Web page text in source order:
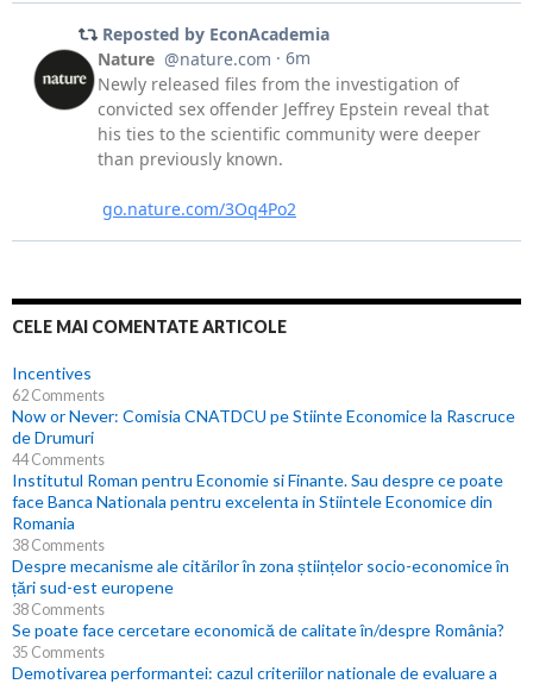
CELE MAI COMENTATE ARTICOLE
Incentives
62 Comments
Now or Never: Comisia CNATDCU pe Stiinte Economice la Rascruce
de Drumuri
44 Comments
Institutul Roman pentru Economie si Finante. Sau despre ce poate
face Banca Nationala pentru excelenta in Stiintele Economice din
Romania
38 Comments
Despre mecanisme ale citărilor în zona științelor socio-economice în
țări sud-est europene
38 Comments
Se poate face cercetare economică de calitate în/despre România?
35 Comments
Demotivarea performantei: cazul criteriilor nationale de evaluare a